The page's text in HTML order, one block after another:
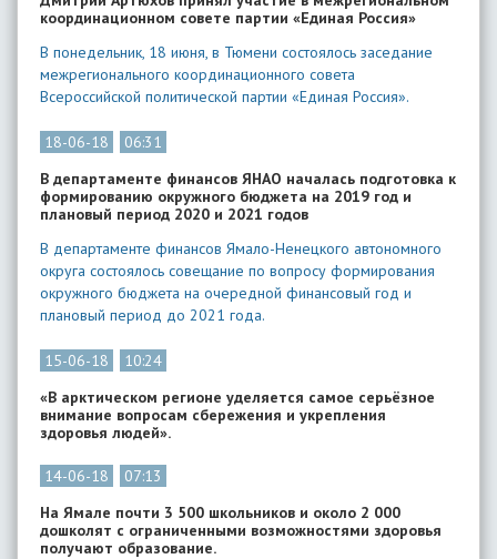
координационном совете партии «Единая Россия»
В понедельник, 18 июня, в Тюмени состоялось заседание
межрегионального координационного совета
Всероссийской политической партии «Единая Россия».
18-06-18
06:31
В департаменте финансов ЯНАО началась подготовка к
формированию окружного бюджета на 2019 год и
плановый период 2020 и 2021 годов
В департаменте финансов Ямало-Ненецкого автономного
округа состоялось совещание по вопросу формирования
окружного бюджета на очередной финансовый год и
плановый период до 2021 года.
15-06-18
10:24
«В арктическом регионе уделяется самое серьёзное
внимание вопросам сбережения и укрепления
здоровья людей».
14-06-18
07:13
На Ямале почти 3 500 школьников и около 2 000
дошколят с ограниченными возможностями здоровья
получают образование.